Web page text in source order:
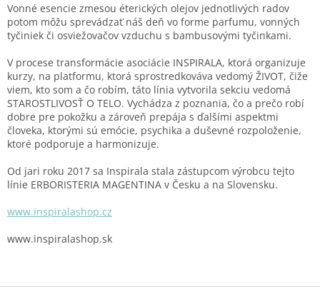
Vonné esencie zmesou éterických olejov jednotlivých radov
potom môžu sprevádzať náš deň vo forme parfumu, vonných
tyčiniek či osviežovačov vzduchu s bambusovými tyčinkami.
V procese transformácie asociácie INSPIRALA, ktorá organizuje
kurzy, na platformu, ktorá sprostredkováva vedomý ŽIVOT, čiže
viem, kto som a čo robím, táto línia vytvorila sekciu vedomá
STAROSTLIVOSŤ O TELO. Vychádza z poznania, čo a prečo robí
dobre pre pokožku a zároveň prepája s ďalšími aspektmi
človeka, ktorými sú emócie, psychika a duševné rozpoloženie,
ktoré podporuje a harmonizuje.
Od jari roku 2017 sa Inspirala stala zástupcom výrobcu tejto
línie ERBORISTERIA MAGENTINA v Česku a na Slovensku.
www.inspiralashop.cz
www.inspiralashop.sk
Z